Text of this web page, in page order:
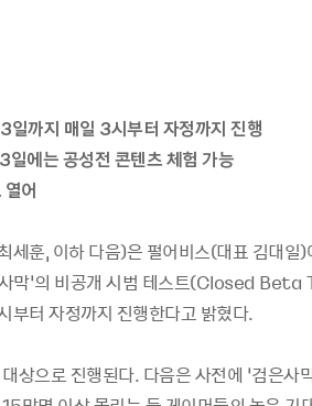
까지 매일 3시부터 자정까지 진행
에는 공성전 콘텐츠 체험 가능
어
훈, 이하 다음)은 펄어비스(대표 김대일)
막’의 비공개 시범 테스트(Closed
터 자정까지 진행한다고 밝혔다.
상으로 진행된다. 다음은 사전에 ‘검은사